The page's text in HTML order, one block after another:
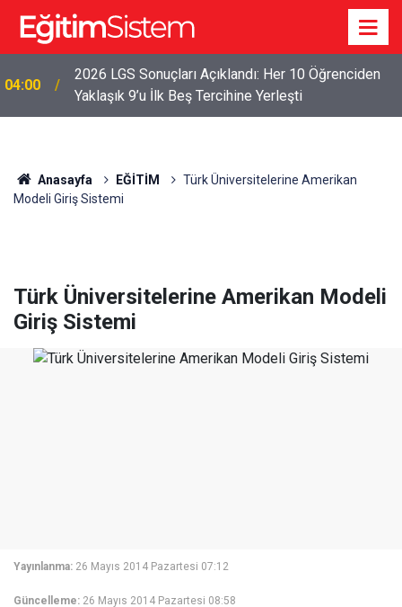
04:00
2026 LGS Sonuçları Açıklandı: Her 10 Öğrenciden
Yaklaşık 9’u İlk Beş Tercihine Yerleşti
Anasayfa EĞİTİM
Türk Üniversitelerine Amerikan
Modeli Giriş Sistemi
Türk Üniversitelerine Amerikan Modeli
Giriş Sistemi
Yayınlanma: 26 Mayıs 2014 Pazartesi 07:12
Güncelleme: 26 Mayıs 2014 Pazartesi 08:58